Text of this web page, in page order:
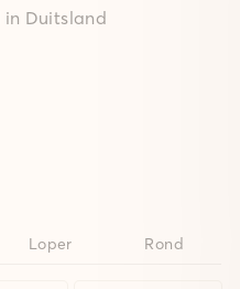
Duitsland
Loper Rond